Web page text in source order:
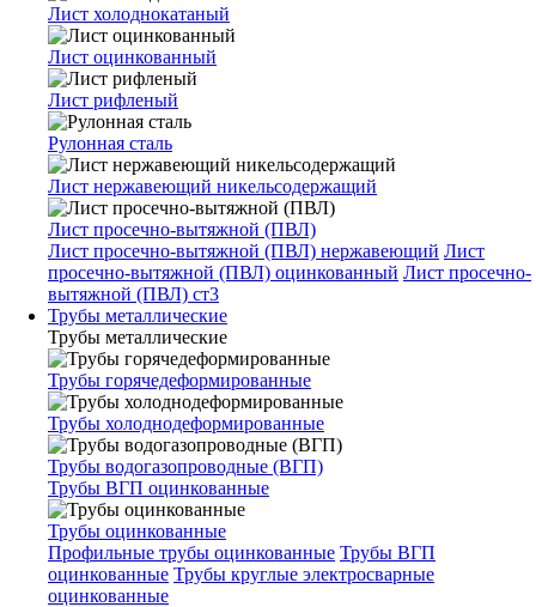
Лист холоднокатаный
Лист оцинкованный
Лист рифленый
Рулонная сталь
Лист нержавеющий никельсодержащий
Лист просечно-вытяжной (ПВЛ)
Лист просечно-вытяжной (ПВЛ) нержавеющий Лист
просечно-вытяжной (ПВЛ) оцинкованный Лист просечно-
вытяжной (ПВЛ) ст3
Трубы металлические
Трубы металлические
Трубы горячедеформированные
Трубы холоднодеформированные
Трубы водогазопроводные (ВГП)
Трубы ВГП оцинкованные
Трубы оцинкованные
Профильные трубы оцинкованные Трубы ВГП
оцинкованные Трубы круглые электросварные
оцинкованные